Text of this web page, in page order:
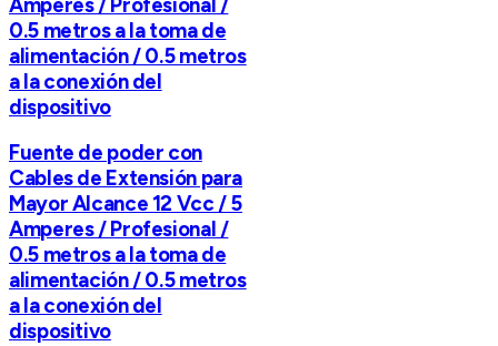
0.5 metros a la toma de
alimentación / 0.5 metros
a la conexión del
dispositivo
Fuente de poder con
Cables de Extensión para
Mayor Alcance 12 Vcc / 5
Amperes / Profesional /
0.5 metros a la toma de
alimentación / 0.5 metros
a la conexión del
dispositivo